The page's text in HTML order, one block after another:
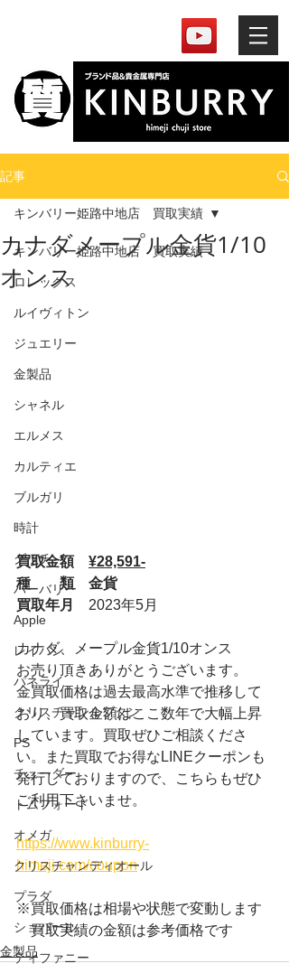
記事
キンバリー姫路中地店 買取実績
ロレックス
ルイヴィトン
ジュエリー
金製品
シャネル
エルメス
カルティエ
ブルガリ
時計
グッチ
バーバリー
Apple
レイバン
パネライ
クリスチャンルブタン
PS
チューダー
トムフォード
オメガ
クリスチャンディオール
プラダ
ショパール
ティファニー
キンバリー姫路中地店 買取実績
カナダメープル金貨1/10
オンス
買取金額 ¥28,591-
種　　類　金貨
買取年月 2023年5月
カナダ、メープル金貨1/10オンス
お売り頂きありがとうございます。
金買取価格は過去最高水準で推移して
おり、買取金額はここ数年で大幅上昇
しています。買取ぜひご相談くださ
い。また買取でお得なLINEクーポンも
発行しておりますので、こちらもぜひ
ご利用下さいませ。
https://www.kinburry-
himeji.com/coupon
※買取価格は相場や状態で変動します
買取実績の金額は参考価格です
金製品